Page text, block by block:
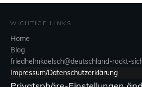
WICHTIGE LINKS
Home
Blog
friedhelmkoelsch@deutschland-rockt-
Impressum/Datenschutzerklärung